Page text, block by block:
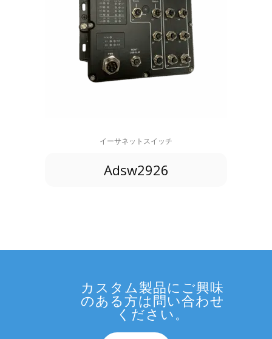
イーサネットスイッチ
Adsw2926
カスタム製品にご興味
のある方は問い合わせ
ください。